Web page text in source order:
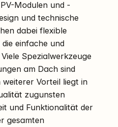
Modulen und -
und technische
dabei flexible
einfache und
Spezialwerkzeuge
am Dach sind
Vorteil liegt in
zugunsten
und Funktionalität der
gesamten